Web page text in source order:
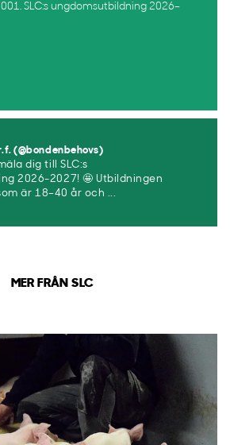
SLC:s ungdomsutbildning 2026–
r.f. (@bondenbehovs)
dig till SLC:s
2026-2027! 🤩 Utbildningen
är 18–40 år och ...
MER FRÅN SLC